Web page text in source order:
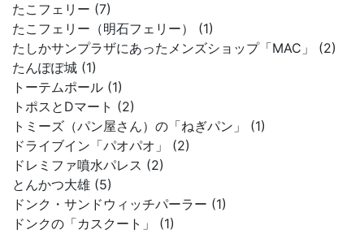
たこフェリー (7)
たこフェリー（明石フェリー） (1)
たしかサンプラザにあったメンズショップ「MAC」 (2)
たんぽぽ城 (1)
トーテムポール (1)
トポスとDマート (2)
トミーズ（パン屋さん）の「ねぎパン」 (1)
ドライブイン「パオパオ」 (2)
ドレミファ噴水パレス (2)
とんかつ大雄 (5)
ドンク・サンドウィッチパーラー (1)
ドンクの「カスクート」 (1)